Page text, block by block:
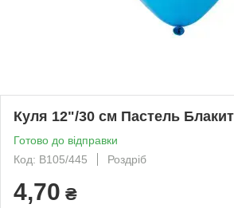
Куля 12"/30 см Пастель
Готово до відправки
Код: B105/445
Роздріб
4,70 ₴